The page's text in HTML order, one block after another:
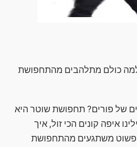
כולם מתלהבים מהתחפושת
של פורים? תחפושת שוטר היא
איפה קונים הכי זול, איך
פשוט משתגעים מהתחפושת